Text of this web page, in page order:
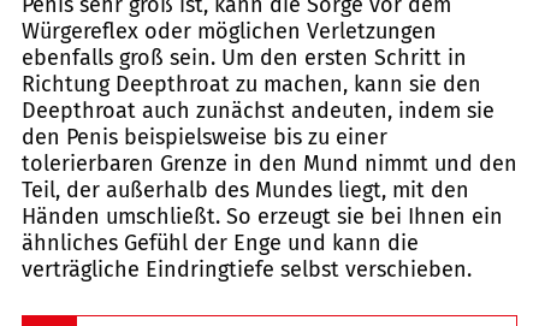
Würgereflex oder möglichen Verletzungen
ebenfalls groß sein. Um den ersten Schritt in
Richtung Deepthroat zu machen, kann sie den
Deepthroat auch zunächst andeuten, indem sie
den Penis beispielsweise bis zu einer
tolerierbaren Grenze in den Mund nimmt und den
Teil, der außerhalb des Mundes liegt, mit den
Händen umschließt. So erzeugt sie bei Ihnen ein
ähnliches Gefühl der Enge und kann die
verträgliche Eindringtiefe selbst verschieben.